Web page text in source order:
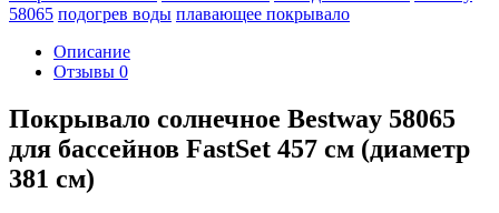
58065 подогрев воды плавающее покрывало
Описание
Отзывы 0
Покрывало солнечное Bestway 58065
для бассейнов FastSet 457 см (диаметр
381 см)